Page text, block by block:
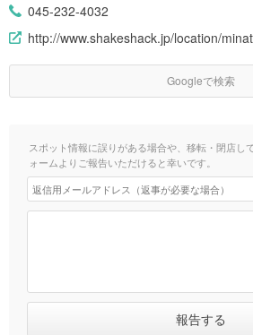
045-232-4032
http://www.shakeshack.jp/location/
Googleで検索
スポット情報に誤りがある場合や、移転・閉店し
ォームよりご報告いただけると幸いです。